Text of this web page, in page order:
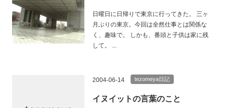
日曜日に日帰りで東京に行ってきた。 三ヶ
月ぶりの東京。今回は全然仕事とは関係な
く、趣味で。 しかも、番頭と子供は家に残
して。 ...
2004-06-14 tezomeya日記
イヌイットの言葉のこと